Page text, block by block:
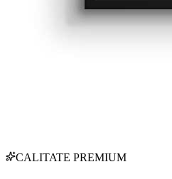
CALITATE PREMIUM